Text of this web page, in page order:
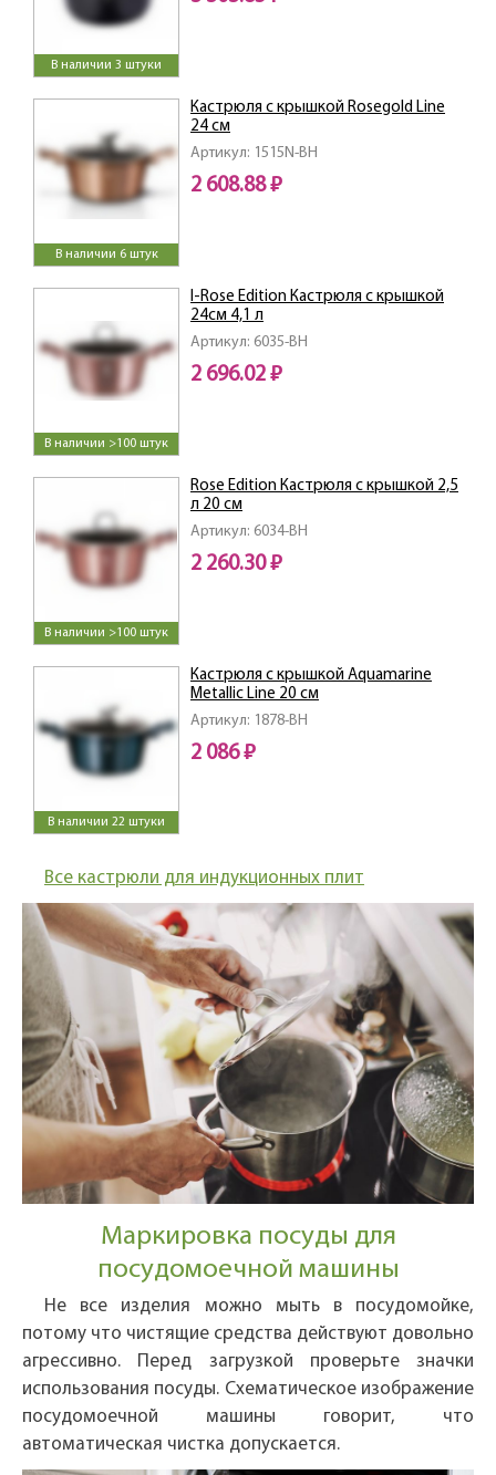
В наличии 3 штуки
В наличии 6 штук
Артикул: 1515N-BH
Кастрюля с крышкой Rosegold Line
24 см
2 608.88 ₽
В наличии >100 штук
Артикул: 6035-BH
I-Rose Edition Кастрюля с крышкой
24см 4,1 л
2 696.02 ₽
В наличии >100 штук
Артикул: 6034-BH
Rose Edition Кастрюля с крышкой 2,5
л 20 см
2 260.30 ₽
В наличии 22 штуки
Артикул: 1878-BH
Кастрюля с крышкой Aquamarine
Metallic Line 20 см
2 086 ₽
Все кастрюли для индукционных плит
Маркировка посуды для
посудомоечной машины
Не все изделия можно мыть в посудомойке,
потому что чистящие средства действуют довольно
агрессивно. Перед загрузкой проверьте значки
использования посуды. Схематическое изображение
посудомоечной машины говорит, что
автоматическая чистка допускается.